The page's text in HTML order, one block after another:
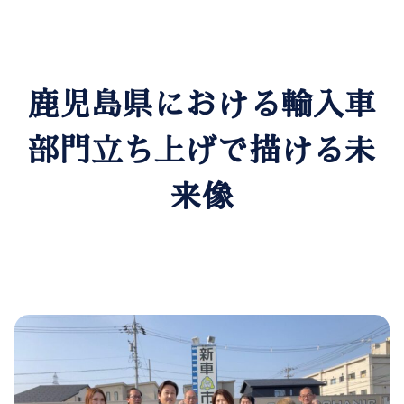
鹿児島県における輸入車
部門立ち上げで描ける未
来像